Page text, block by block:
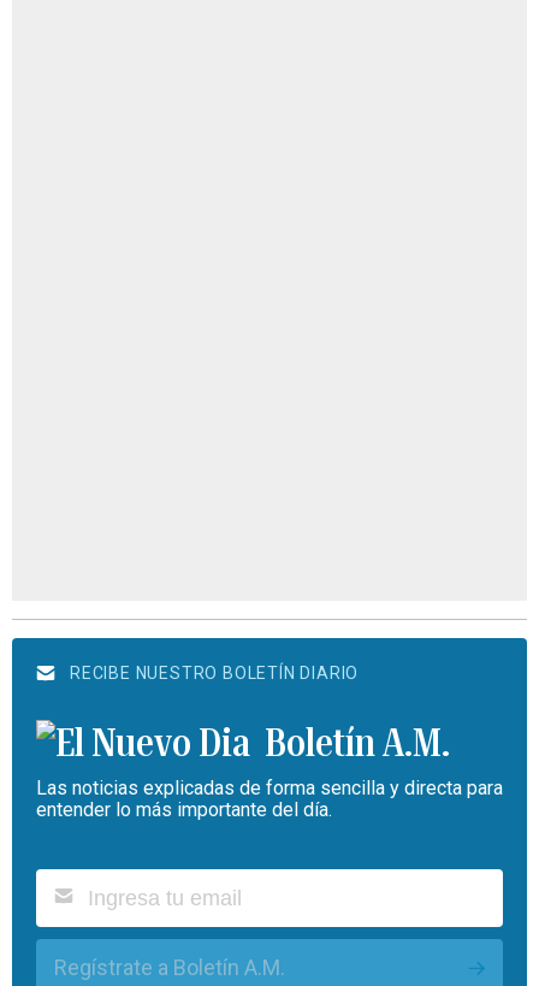
RECIBE NUESTRO BOLETÍN DIARIO
Boletín A.M.
Las noticias explicadas de forma sencilla y directa para
entender lo más importante del día.
Regístrate a Boletín A.M.